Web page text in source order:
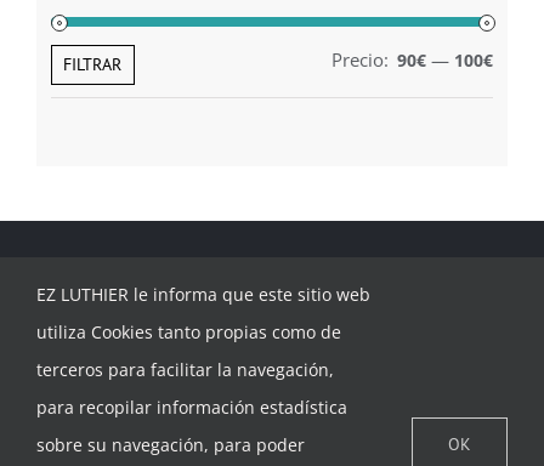
Precio
Precio
FILTRAR Precio: 90€ — 100€
EZ LUTHIER le informa que este sitio web
utiliza Cookies tanto propias como de
terceros para facilitar la navegación,
para recopilar información estadística
sobre su navegación, para poder
OK